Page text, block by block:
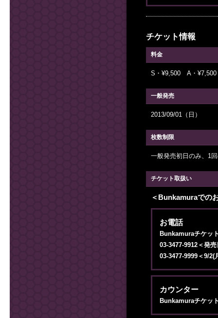
チケット情報
料金
S・¥9,500 A・
一般発売
2013/09/01（日）
枚数制限
一般発売初日のみ、1
チケット取扱い
＜Bunkamuraでの
お電話
Bunkamuraチケッ
03-3477-9912＜発
03-3477-9999＜9/2(
カウンター
Bunkamuraチケッ